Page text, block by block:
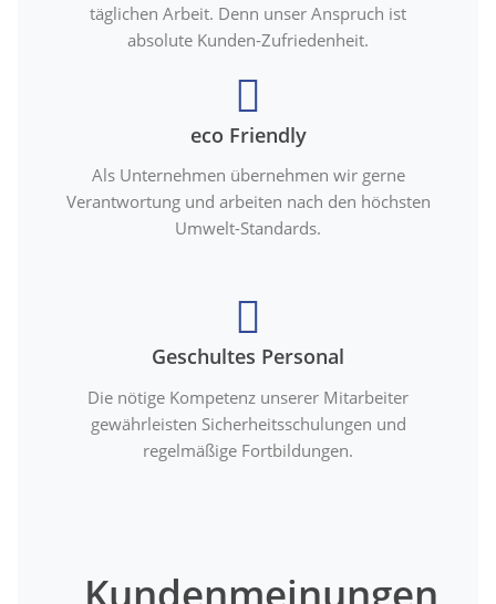
täglichen Arbeit. Denn unser Anspruch ist
absolute Kunden-Zufriedenheit.
eco Friendly
Als Unternehmen übernehmen wir gerne
Verantwortung und arbeiten nach den höchsten
Umwelt-Standards.
Geschultes Personal
Die nötige Kompetenz unserer Mitarbeiter
gewährleisten Sicherheitsschulungen und
regelmäßige Fortbildungen.